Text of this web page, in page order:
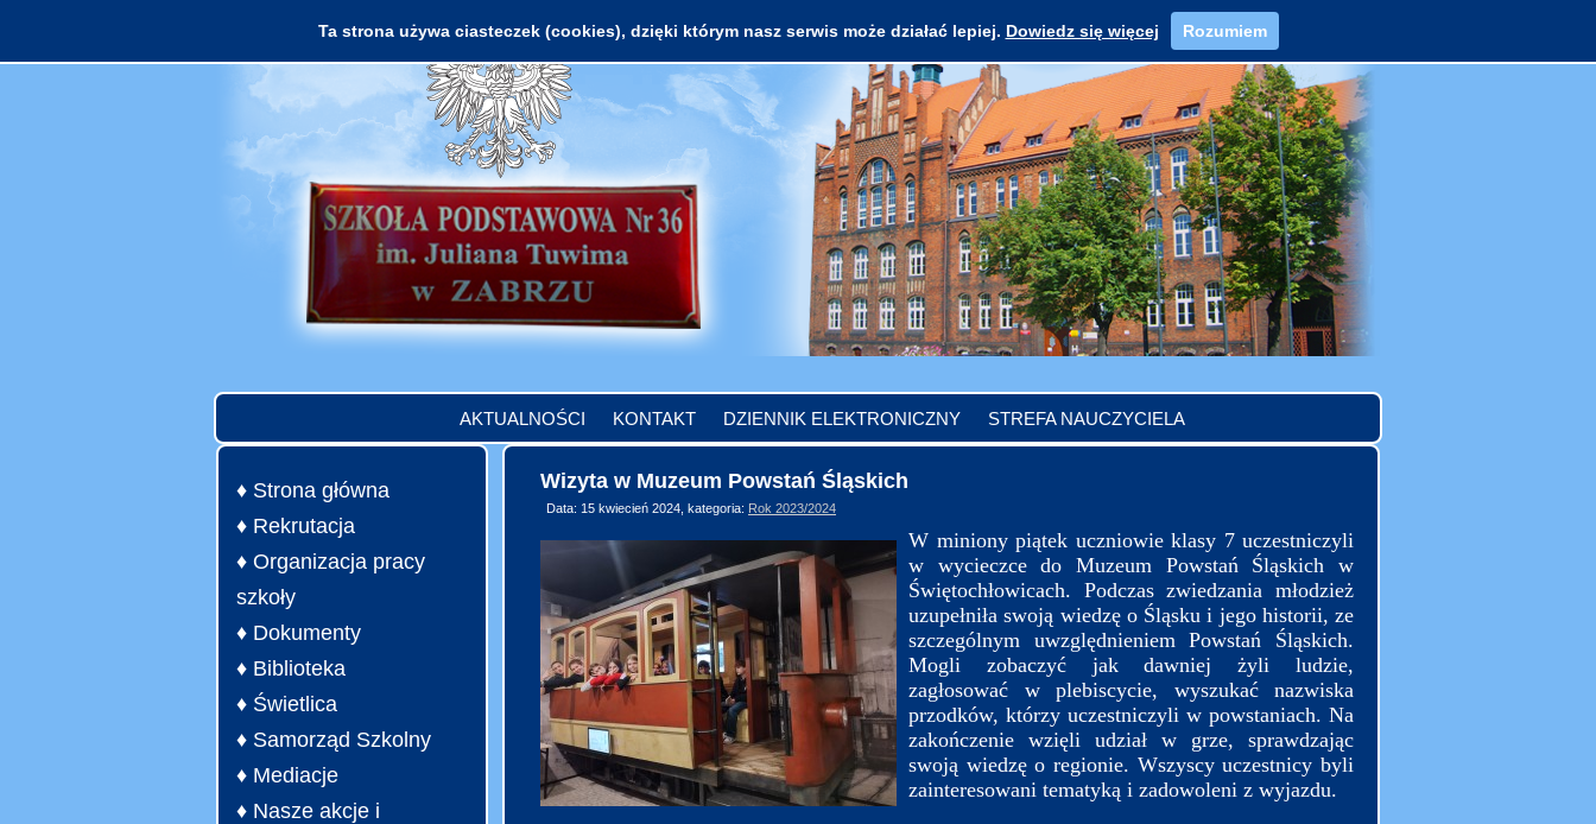
AKTUALNOŚCI KONTAKT DZIENNIK ELEKTRONICZNY STREFA NAUCZYCIELA
♦ Strona główna
♦ Rekrutacja
♦ Organizacja pracy
szkoły
♦ Dokumenty
♦ Biblioteka
♦ Świetlica
♦ Samorząd Szkolny
♦ Mediacje
♦ Nasze akcje i
Wizyta w Muzeum Powstań Śląskich
Data: 15 kwiecień 2024, kategoria: Rok 2023/2024
W miniony piątek uczniowie klasy 7 uczestniczyli
w wycieczce do Muzeum Powstań Śląskich w
Świętochłowicach. Podczas zwiedzania młodzież
uzupełniła swoją wiedzę o Śląsku i jego historii, ze
szczególnym uwzględnieniem Powstań Śląskich.
Mogli zobaczyć jak dawniej żyli ludzie,
zagłosować w plebiscycie, wyszukać nazwiska
przodków, którzy uczestniczyli w powstaniach. Na
zakończenie wzięli udział w grze, sprawdzając
swoją wiedzę o regionie. Wszyscy uczestnicy byli
zainteresowani tematyką i zadowoleni z wyjazdu.
Ta strona używa ciasteczek (cookies), dzięki którym nasz serwis może działać lepiej. Dowiedz się więcej Rozumiem